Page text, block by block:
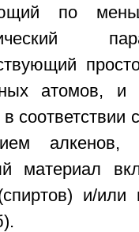
по
атомов, и
в
алкенов,
материал
и/